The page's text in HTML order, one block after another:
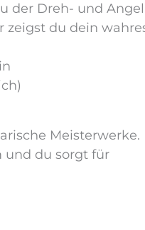
der Dreh- und
zeigst du dein
Meisterwerke.
und du sorgt für